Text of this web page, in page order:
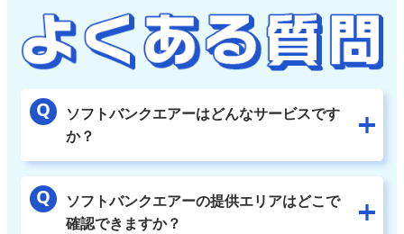
ソフトバンクエアーはどんなサービスです
か？
ソフトバンクエアーの提供エリアはどこで
確認できますか？